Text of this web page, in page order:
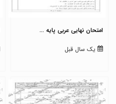
امتحان نهایی عربی پایه ...
یک سال قبل